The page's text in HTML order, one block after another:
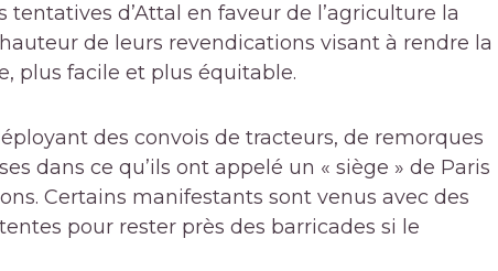
d’Attal en faveur de l’agriculture la
de leurs revendications visant à rendre la
plus facile et plus équitable.
des convois de tracteurs, de remorques
dans ce qu’ils ont appelé un « siège » de Paris
Certains manifestants sont venus avec des
pour rester près des barricades si le